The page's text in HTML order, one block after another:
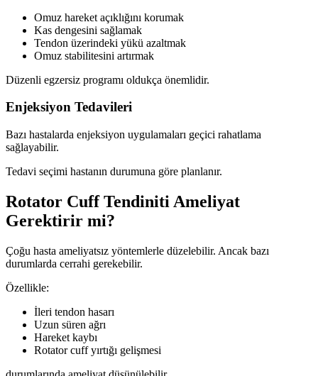
Omuz hareket açıklığını korumak
Kas dengesini sağlamak
Tendon üzerindeki yükü azaltmak
Omuz stabilitesini artırmak
Düzenli egzersiz programı oldukça önemlidir.
Enjeksiyon Tedavileri
Bazı hastalarda enjeksiyon uygulamaları geçici rahatlama
sağlayabilir.
Tedavi seçimi hastanın durumuna göre planlanır.
Rotator Cuff Tendiniti Ameliyat
Gerektirir mi?
Çoğu hasta ameliyatsız yöntemlerle düzelebilir. Ancak bazı
durumlarda cerrahi gerekebilir.
Özellikle:
İleri tendon hasarı
Uzun süren ağrı
Hareket kaybı
Rotator cuff yırtığı gelişmesi